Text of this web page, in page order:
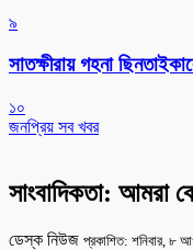
৯
সাতক্ষীরায় গহনা
১০
জনপ্রিয় সব খবর
সাংবাদিকতা: আমরা
ডেস্ক নিউজ প্রকাশিত: শনিবার, ৮